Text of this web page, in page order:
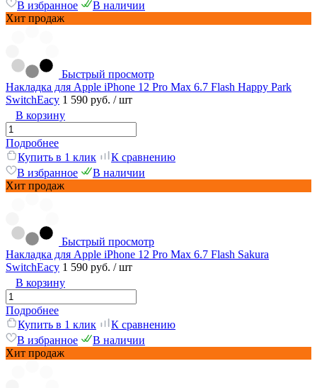
В избранное
В наличии
Хит продаж
Быстрый просмотр
Накладка для Apple iPhone 12 Pro Max 6.7 Flash Happy Park
SwitchEacy 1 590 руб. / шт
В корзину
Подробнее
Купить в 1 клик
К сравнению
В избранное
В наличии
Хит продаж
Быстрый просмотр
Накладка для Apple iPhone 12 Pro Max 6.7 Flash Sakura
SwitchEacy 1 590 руб. / шт
В корзину
Подробнее
Купить в 1 клик
К сравнению
В избранное
В наличии
Хит продаж